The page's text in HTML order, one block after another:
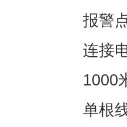
报警
连接
1000
单根